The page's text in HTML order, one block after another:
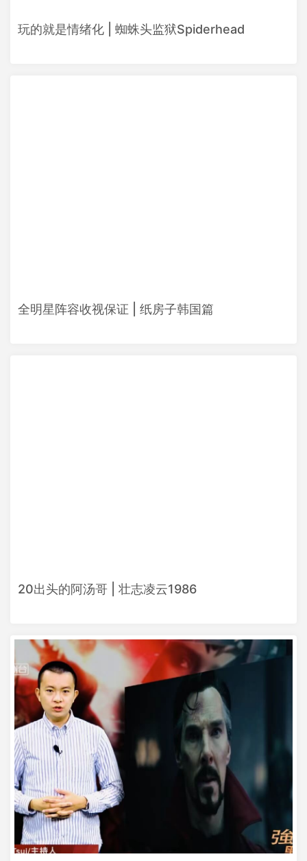
玩的就是情绪化 | 蜘蛛头监狱Spiderhead
全明星阵容收视保证 | 纸房子韩国篇
20出头的阿汤哥 | 壮志凌云1986